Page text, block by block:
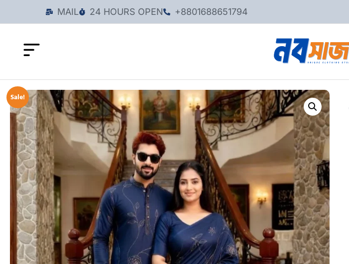
MAIL 24 HOURS OPEN +8801688651794
Sale!